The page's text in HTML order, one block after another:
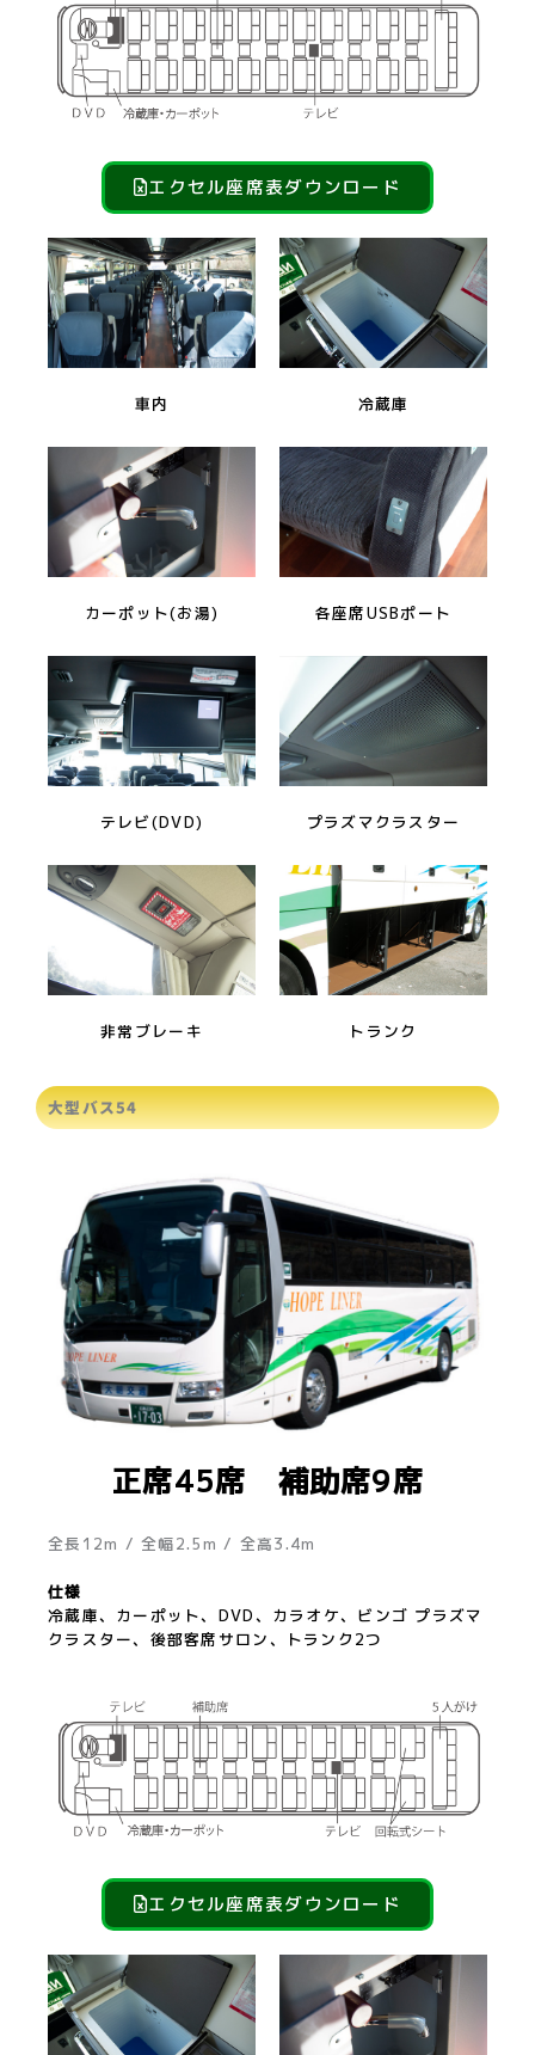
エクセル座席表ダウンロード
車内 冷蔵庫
カーポット(お湯) 各座席USBポート
テレビ(DVD) プラズマクラスター
非常ブレーキ トランク
大型バス54
正席45席 補助席9席
全長12m / 全幅2.5m / 全高3.4m
仕様
冷蔵庫、カーポット、DVD、カラオケ、ビンゴ プラズマ
クラスター、後部客席サロン、トランク2つ
エクセル座席表ダウンロード